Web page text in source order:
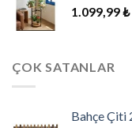
1.099,99₺
ÇOK SATANLAR
Bahçe Çiti